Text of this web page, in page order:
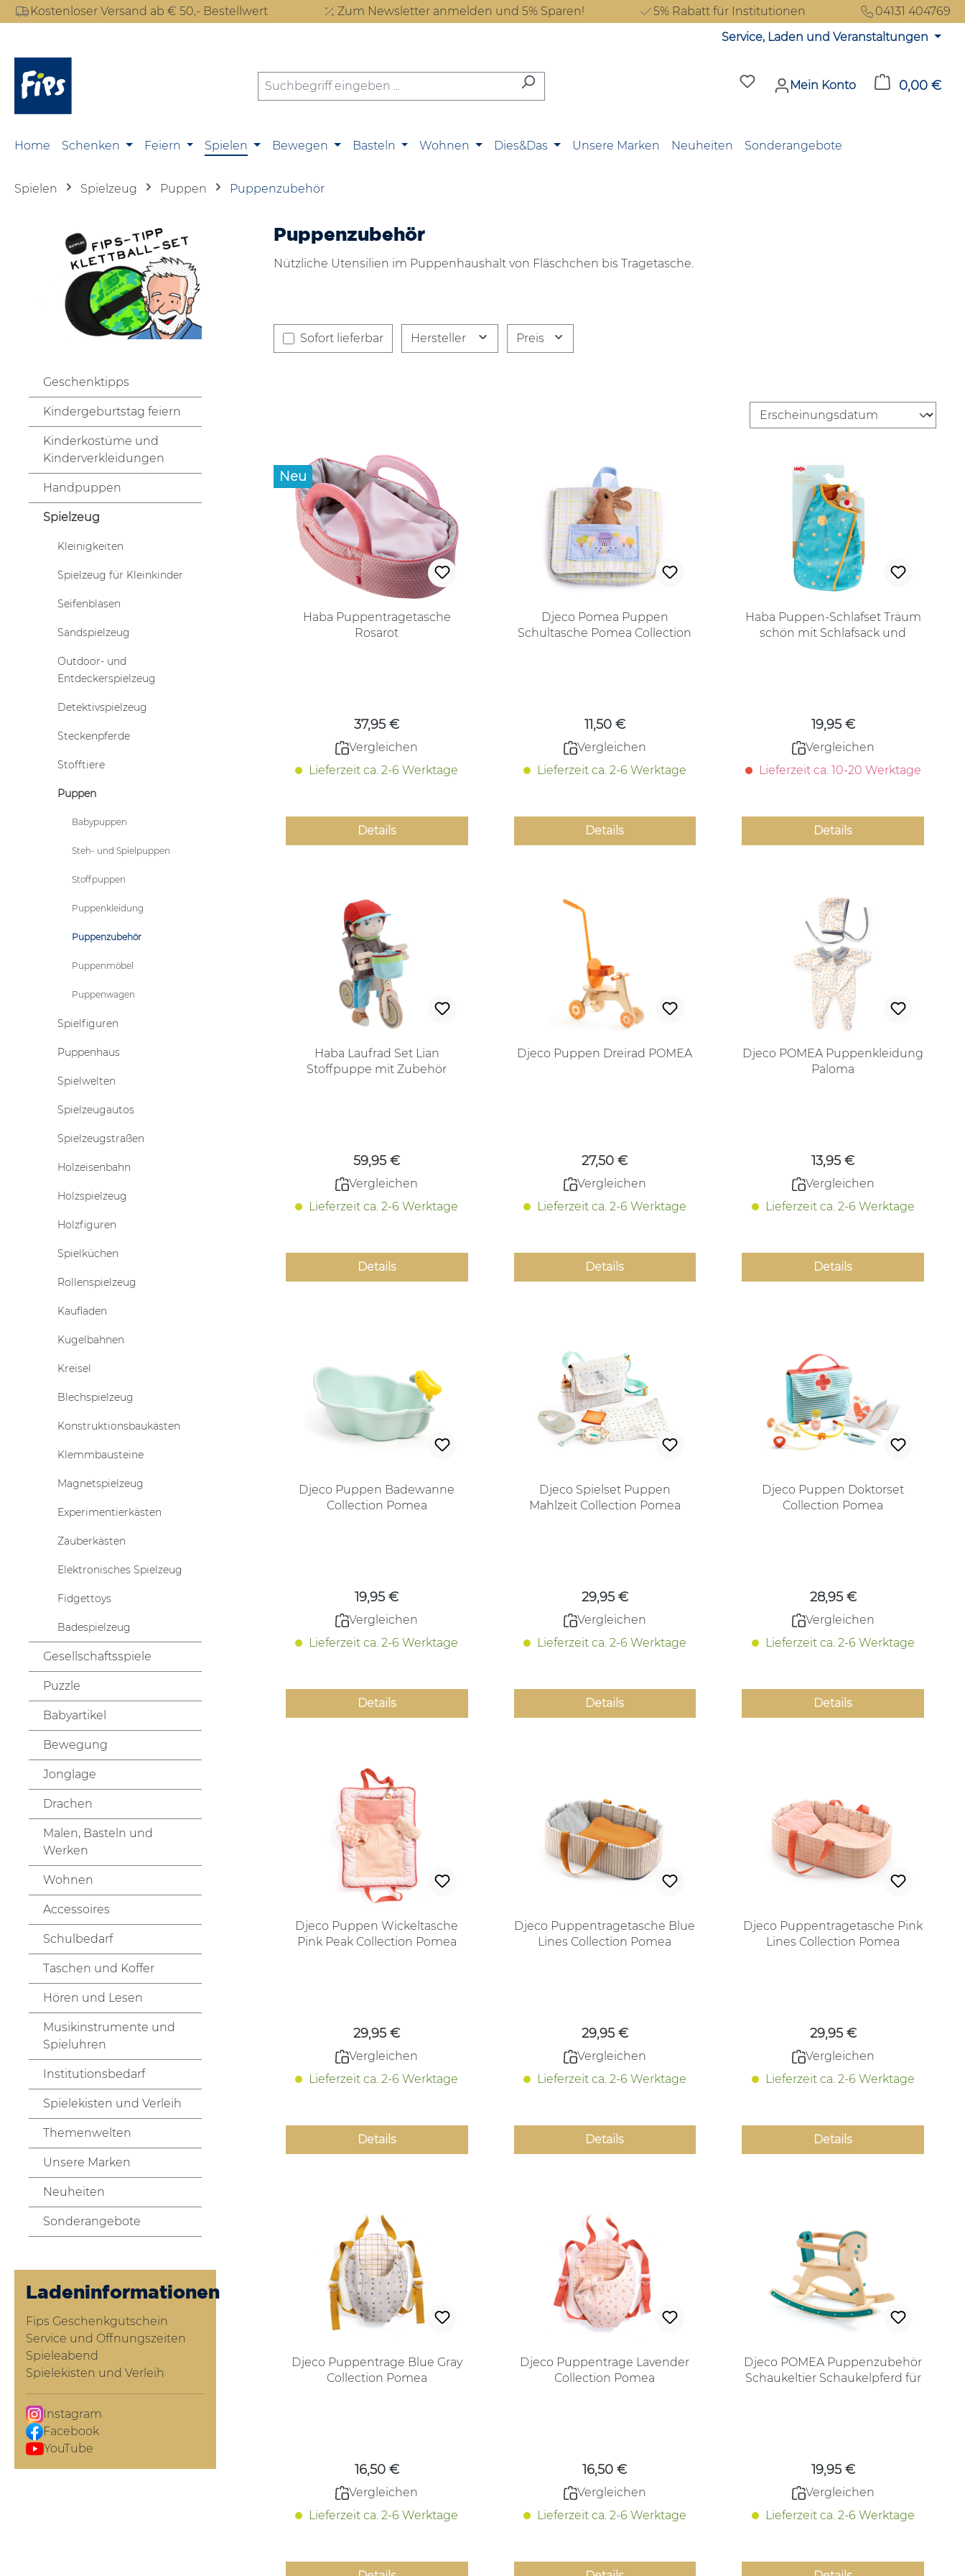
Hauptinhalt springen
Zur Suche springen
Zur Hauptnavigation springen
Kostenloser Versand ab € 50,- Bestellwert Zum Newsletter anmelden und 5% Sparen! 5% Rabatt für Institutionen
04131 404769
Service, Laden und Veranstaltungen
Du hast 0 Produkte auf dem
Mein Konto 0,00 €
Home Schenken Feiern Spielen Bewegen Basteln Wohnen Dies&Das Unsere Marken Neuheiten Sonderangebote
Spielen Spielzeug Puppen Puppenzubehör
Geschenktipps
Kindergeburtstag feiern
Kinderkostüme und
Kinderverkleidungen
Handpuppen
Spielzeug
Kleinigkeiten
Spielzeug für Kleinkinder
Seifenblasen
Sandspielzeug
Outdoor- und
Entdeckerspielzeug
Detektivspielzeug
Steckenpferde
Stofftiere
Puppen
Babypuppen
Steh- und Spielpuppen
Stoffpuppen
Puppenkleidung
Puppenzubehör
Puppenmöbel
Puppenwagen
Spielfiguren
Puppenhaus
Spielwelten
Spielzeugautos
Spielzeugstraßen
Holzeisenbahn
Holzspielzeug
Holzfiguren
Spielküchen
Rollenspielzeug
Kaufladen
Kugelbahnen
Kreisel
Blechspielzeug
Konstruktionsbaukästen
Klemmbausteine
Magnetspielzeug
Experimentierkästen
Zauberkästen
Elektronisches Spielzeug
Fidgettoys
Badespielzeug
Gesellschaftsspiele
Puzzle
Babyartikel
Bewegung
Jonglage
Drachen
Malen, Basteln und
Werken
Wohnen
Accessoires
Schulbedarf
Taschen und Koffer
Hören und Lesen
Musikinstrumente und
Spieluhren
Institutionsbedarf
Spielekisten und Verleih
Themenwelten
Unsere Marken
Neuheiten
Sonderangebote
Ladeninformationen
Fips Geschenkgutschein
Service und Öffnungszeiten
Spieleabend
Spielekisten und Verleih
Instagram
Facebook
YouTube
Puppenzubehör
Nützliche Utensilien im Puppenhaushalt von Fläschchen bis Tragetasche.
Sofort lieferbar Hersteller Preis
Neu
Haba Puppentragetasche
Rosarot
37,95 €
Vergleichen
Lieferzeit ca. 2-6 Werktage
Details
Djeco Pomea Puppen
Schultasche Pomea Collection
11,50 €
Vergleichen
Lieferzeit ca. 2-6 Werktage
Details
Haba Puppen-Schlafset Träum
schön mit Schlafsack und
19,95 €
Vergleichen
Lieferzeit ca. 10-20 Werktage
Details
Haba Laufrad Set Lian
Stoffpuppe mit Zubehör
59,95 €
Vergleichen
Lieferzeit ca. 2-6 Werktage
Details
Djeco Puppen Dreirad POMEA
27,50 €
Vergleichen
Lieferzeit ca. 2-6 Werktage
Details
Djeco POMEA Puppenkleidung
Paloma
13,95 €
Vergleichen
Lieferzeit ca. 2-6 Werktage
Details
Djeco Puppen Badewanne
Collection Pomea
19,95 €
Vergleichen
Lieferzeit ca. 2-6 Werktage
Details
Djeco Spielset Puppen
Mahlzeit Collection Pomea
29,95 €
Vergleichen
Lieferzeit ca. 2-6 Werktage
Details
Djeco Puppen Doktorset
Collection Pomea
28,95 €
Vergleichen
Lieferzeit ca. 2-6 Werktage
Details
Djeco Puppen Wickeltasche
Pink Peak Collection Pomea
29,95 €
Vergleichen
Lieferzeit ca. 2-6 Werktage
Details
Djeco Puppentragetasche Blue
Lines Collection Pomea
29,95 €
Vergleichen
Lieferzeit ca. 2-6 Werktage
Details
Djeco Puppentragetasche Pink
Lines Collection Pomea
29,95 €
Vergleichen
Lieferzeit ca. 2-6 Werktage
Details
Djeco Puppentrage Blue Gray
Collection Pomea
16,50 €
Vergleichen
Lieferzeit ca. 2-6 Werktage
Djeco Puppentrage Lavender
Collection Pomea
16,50 €
Vergleichen
Lieferzeit ca. 2-6 Werktage
Djeco POMEA Puppenzubehör
Schaukeltier Schaukelpferd für
19,95 €
Vergleichen
Lieferzeit ca. 2-6 Werktage